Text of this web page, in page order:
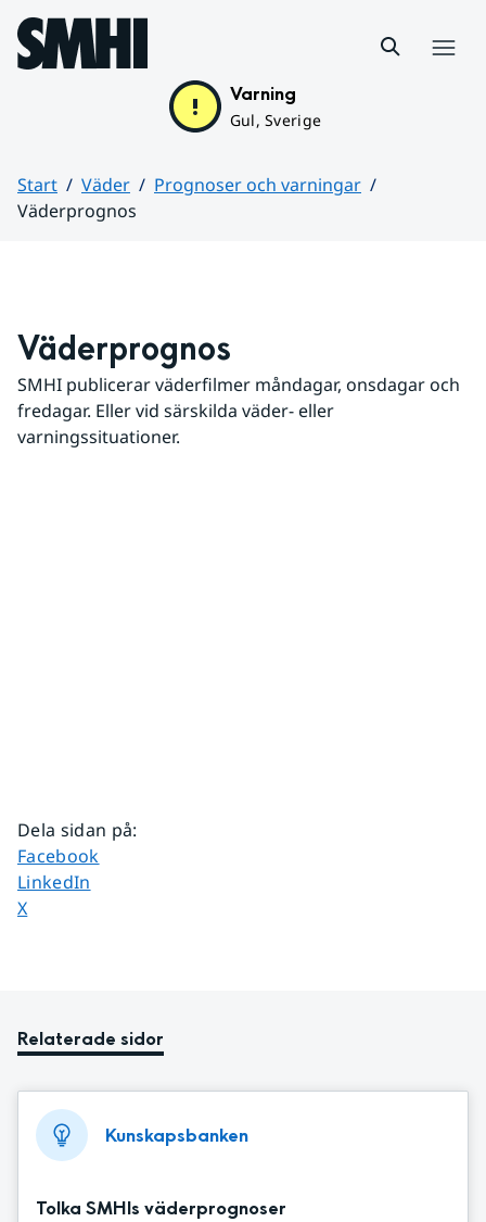
Hoppa till sidans innehåll
Varning
Gul, Sverige
Start Väder
Prognoser och varningar
Väderprognos
Väderprognos
SMHI publicerar väderfilmer måndagar, onsdagar och
fredagar. Eller vid särskilda väder- eller
varningssituationer.
Dela sidan på:
Dela sidan på
Facebook
Dela sidan på
LinkedIn
Dela sidan på
X
Relaterade sidor
Kunskapsbanken
Tolka SMHIs väderprognoser